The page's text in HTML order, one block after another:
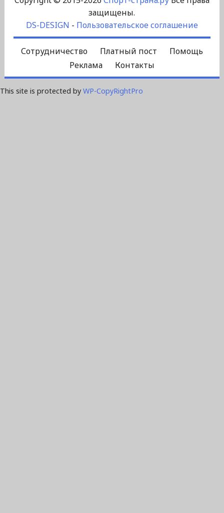
защищены.
DS-DESIGN - Пользовательское соглашение
Сотрудничество Платный пост
Помощь
Реклама
Контакты
This site is protected by WP-CopyRightPro